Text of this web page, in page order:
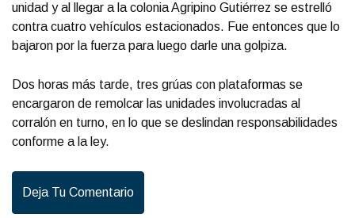
unidad y al llegar a la colonia Agripino Gutiérrez se estrelló
contra cuatro vehículos estacionados. Fue entonces que lo
bajaron por la fuerza para luego darle una golpiza.
Dos horas más tarde, tres grúas con plataformas se
encargaron de remolcar las unidades involucradas al
corralón en turno, en lo que se deslindan responsabilidades
conforme a la ley.
Deja Tu Comentario